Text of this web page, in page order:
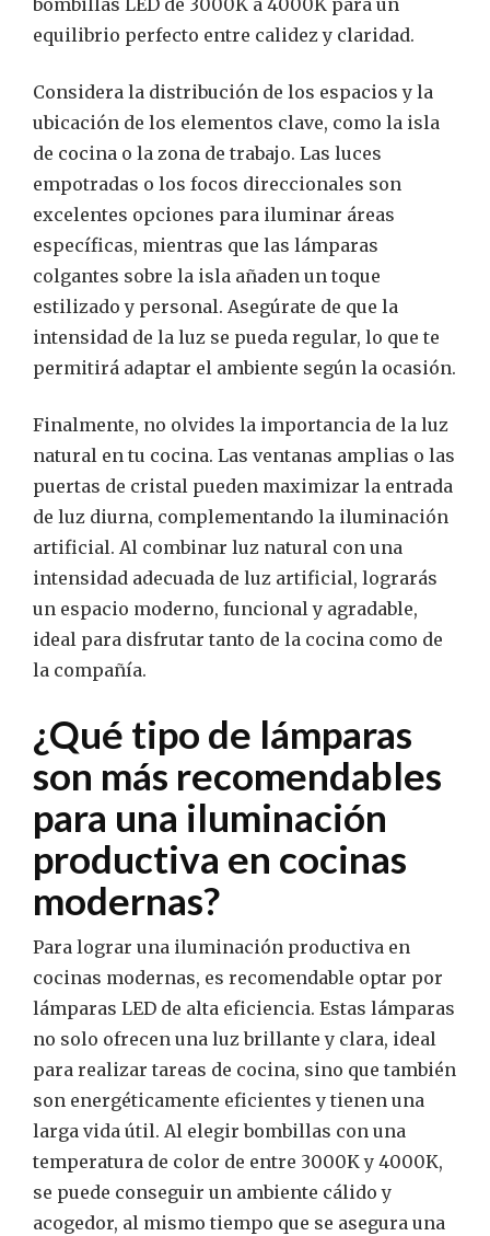
bombillas LED de 3000K a 4000K para un
equilibrio perfecto entre calidez y claridad.
Considera la distribución de los espacios y la
ubicación de los elementos clave, como la isla
de cocina o la zona de trabajo. Las luces
empotradas o los focos direccionales son
excelentes opciones para iluminar áreas
específicas, mientras que las lámparas
colgantes sobre la isla añaden un toque
estilizado y personal. Asegúrate de que la
intensidad de la luz se pueda regular, lo que te
permitirá adaptar el ambiente según la ocasión.
Finalmente, no olvides la importancia de la luz
natural en tu cocina. Las ventanas amplias o las
puertas de cristal pueden maximizar la entrada
de luz diurna, complementando la iluminación
artificial. Al combinar luz natural con una
intensidad adecuada de luz artificial, lograrás
un espacio moderno, funcional y agradable,
ideal para disfrutar tanto de la cocina como de
la compañía.
¿Qué tipo de lámparas
son más recomendables
para una iluminación
productiva en cocinas
modernas?
Para lograr una iluminación productiva en
cocinas modernas, es recomendable optar por
lámparas LED de alta eficiencia. Estas lámparas
no solo ofrecen una luz brillante y clara, ideal
para realizar tareas de cocina, sino que también
son energéticamente eficientes y tienen una
larga vida útil. Al elegir bombillas con una
temperatura de color de entre 3000K y 4000K,
se puede conseguir un ambiente cálido y
acogedor, al mismo tiempo que se asegura una